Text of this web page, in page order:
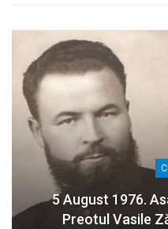
5 August 1976.
Preotul Vasile